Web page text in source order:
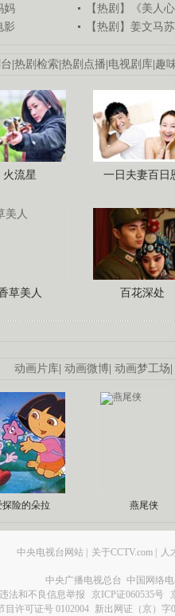
妈
【热剧】《美人
影
【热剧】姜文马
|热剧检索|热剧点播|电视剧库|趣
火流星 一日夫妻百日
草美人 百花深处
动画片库| 动画微博| 动画梦工场|
探险的朵拉 燕尾侠
中央电视台网站 | 关于CCTV.com | 人
中央广播电视总台 中国网络
违法和不良信息举报
京ICP证060535号
目许可证号 0102004 新出网证（京）